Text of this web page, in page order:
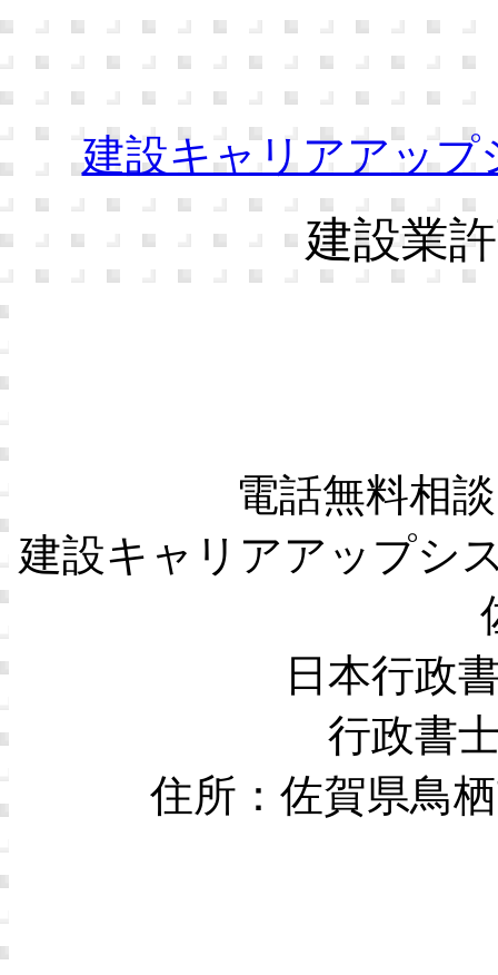
建設キャリアアップ
建設業
電話無料相
建設キャリアアップシ
日本行政
行政書
住所：佐賀県鳥